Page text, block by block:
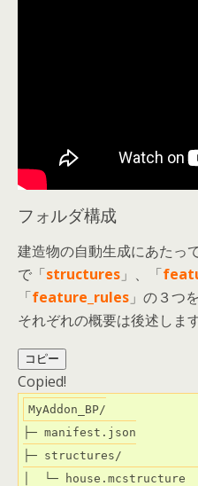
フォルダ構成
建造物の自動生成にあたっ
で「structures 」、「
「feature_rules 」の３つ
それぞれの概要は後述します
コピー
Copied!
MyAddon_BP/
├─ manifest.json
├─ structures/
│  └─ house.mcstructure